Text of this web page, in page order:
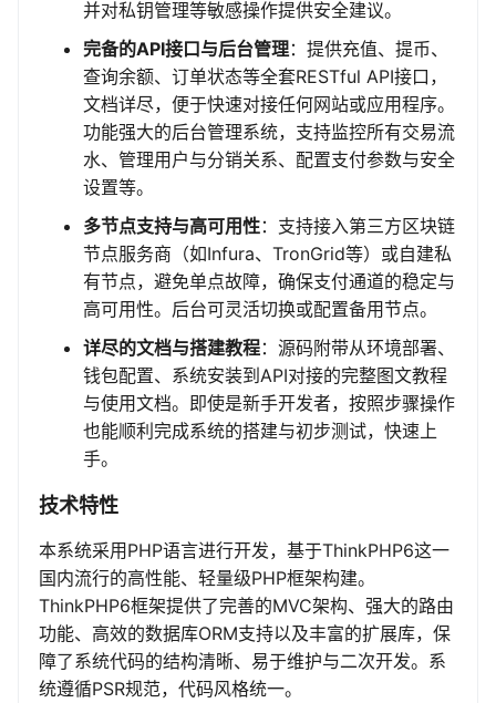
并对私钥管理等敏感操作提供安全建议。
完备的API接口与后台管理：提供充值、提币、
查询余额、订单状态等全套RESTful API接口，
文档详尽，便于快速对接任何网站或应用程序。
功能强大的后台管理系统，支持监控所有交易流
水、管理用户与分销关系、配置支付参数与安全
设置等。
多节点支持与高可用性：支持接入第三方区块链
节点服务商（如Infura、TronGrid等）或自建私
有节点，避免单点故障，确保支付通道的稳定与
高可用性。后台可灵活切换或配置备用节点。
详尽的文档与搭建教程：源码附带从环境部署、
钱包配置、系统安装到API对接的完整图文教程
与使用文档。即使是新手开发者，按照步骤操作
也能顺利完成系统的搭建与初步测试，快速上
手。
技术特性
本系统采用PHP语言进行开发，基于ThinkPHP6这一
国内流行的高性能、轻量级PHP框架构建。
ThinkPHP6框架提供了完善的MVC架构、强大的路由
功能、高效的数据库ORM支持以及丰富的扩展库，保
障了系统代码的结构清晰、易于维护与二次开发。系
统遵循PSR规范，代码风格统一。